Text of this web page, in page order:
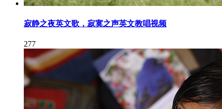
寂静之夜英文歌，寂寞之声英文教唱视频
277